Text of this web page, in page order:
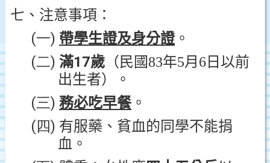
七、注意事項：
(一) 帶學生證及身分證。
(二) 滿17歲 （民國83年5月 6 日以前
出生者）。
(三) 務必吃早餐。
(四) 有服藥、貧血的同學不能捐
血。